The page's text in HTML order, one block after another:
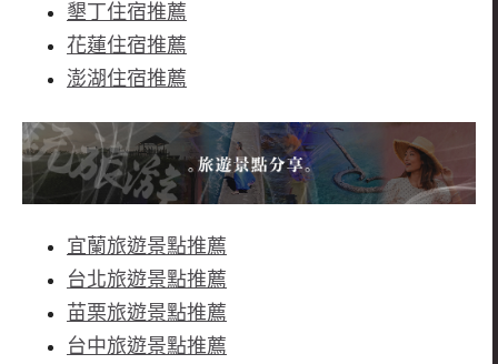
墾丁住宿推薦
花蓮住宿推薦
澎湖住宿推薦
宜蘭旅遊景點推薦
台北旅遊景點推薦
苗栗旅遊景點推薦
台中旅遊景點推薦